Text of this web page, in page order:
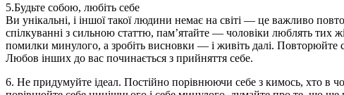
5.Будьте собою, любіть себе
Ви унікальні, і іншої такої людини немає на світі — це важливо
спілкуванні з сильною статтю, пам’ятайте — чоловіки люблять тих
помилки минулого, а зробіть висновки — і живіть далі.
Любов інших до вас починається з прийняття себе.
6. Не придумуйте ідеал. Постійно порівнюючи себе з кимось, хто в